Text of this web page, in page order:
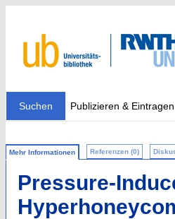
Suchen Publizieren & Eintragen
Mehr Informationen Referenzen (0)
Pressure-